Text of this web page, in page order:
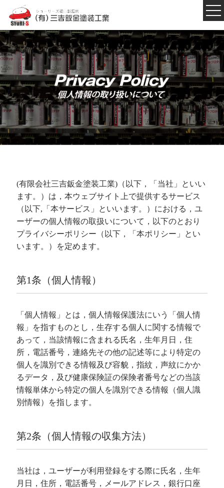
(有限会社三吉鈑金塗装工業)（以下，「当社」といい
ます。）は，本ウェブサイト上で提供するサービス
（以下,「本サービス」といいます。）における，ユ
ーザーの個人情報の取扱いについて，以下のとおり
プライバシーポリシー（以下，「本ポリシー」とい
います。）を定めます。
第1条（個人情報）
「個人情報」とは，個人情報保護法にいう「個人情
報」を指すものとし，生存する個人に関する情報で
あって，当該情報に含まれる氏名，生年月日，住
所，電話番号，連絡先その他の記述等により特定の
個人を識別できる情報及び容貌，指紋，声紋にかか
るデータ，及び健康保険証の保険者番号などの当該
情報単体から特定の個人を識別できる情報（個人識
別情報）を指します。
第2条（個人情報の収集方法）
当社は，ユーザーが利用登録をする際に氏名，生年
月日，住所，電話番号，メールアドレス，銀行口座